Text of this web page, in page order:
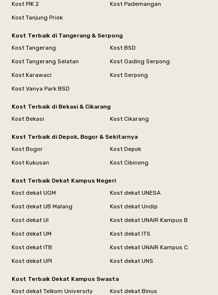
Kost PIK 2
Kost Pademangan
Kost Tanjung Priok
Kost Terbaik di Tangerang & Serpong
Kost Tangerang
Kost BSD
Kost Tangerang Selatan
Kost Gading Serpong
Kost Karawaci
Kost Serpong
Kost Vanya Park BSD
Kost Terbaik di Bekasi & Cikarang
Kost Bekasi
Kost Cikarang
Kost Terbaik di Depok, Bogor & Sekitarnya
Kost Bogor
Kost Depok
Kost Kukusan
Kost Cibinong
Kost Terbaik Dekat Kampus Negeri
Kost dekat UGM
Kost dekat UNESA
Kost dekat UB Malang
Kost dekat Undip
Kost dekat UI
Kost dekat UNAIR Kampus B
Kost dekat UM
Kost dekat ITS
Kost dekat ITB
Kost dekat UNAIR Kampus C
Kost dekat UPI
Kost dekat UNS
Kost Terbaik Dekat Kampus Swasta
Kost dekat Telkom University
Kost dekat Binus